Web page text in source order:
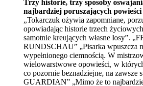
Trzy historie, trzy sposoby
najbardziej poruszających
„Tokarczuk ożywia zapomniane,
opowiadając historie trzech
samotnie kreujących własne losy”.
RUNDSCHAU” „Pisarka wpuszcza
wypełnionego ciemnością. W
wielowarstwowe opowieści, w
co pozornie beznadziejne, na zawsze
GUARDIAN” „Mimo że to